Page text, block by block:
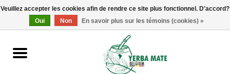
0 Articles - €0,00
Accueil
Veuillez accepter les cookies afin de rendre ce site plus fonctionnel. D'accord?
Oui
Non En savoir plus sur les témoins (cookies) »